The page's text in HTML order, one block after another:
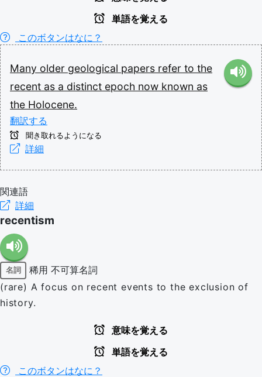
単語を覚える
このボタンはなに？
Many older geological papers refer to the
recent as a distinct epoch now known as
the Holocene.
翻訳する
聞き取れるようになる
詳細
関連語
詳細
recentism
名詞 稀用 不可算名詞
(rare) A focus on recent events to the exclusion of
history.
意味を覚える
単語を覚える
このボタンはなに？